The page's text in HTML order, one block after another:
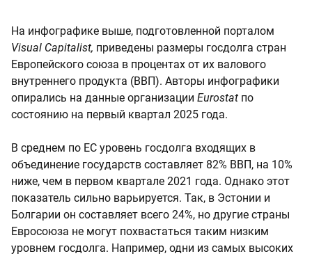
На инфографике выше, подготовленной порталом
Visual Capitalist, приведены размеры госдолга стран
Европейского союза в процентах от их валового
внутреннего продукта (ВВП). Авторы инфографики
опирались на данные организации Eurostat по
состоянию на первый квартал 2025 года.
В среднем по ЕС уровень госдолга входящих в
объединение государств составляет 82% ВВП, на 10%
ниже, чем в первом квартале 2021 года. Однако этот
показатель сильно варьируется. Так, в Эстонии и
Болгарии он составляет всего 24%, но другие страны
Евросоюза не могут похвастаться таким низким
уровнем госдолга. Например, одни из самых высоких